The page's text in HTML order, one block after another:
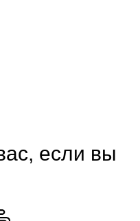
если вы